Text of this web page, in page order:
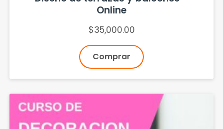
Online
$35,000.00
Comprar